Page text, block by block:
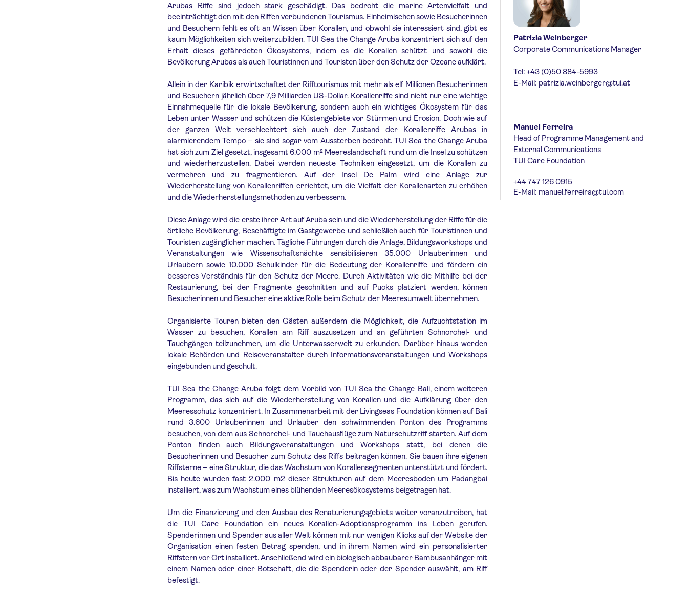
Arubas Riffe sind jedoch stark geschädigt. Das bedroht die marine Artenvielfalt und
beeinträchtigt den mit den Riffen verbundenen Tourismus. Einheimischen sowie Besucherinnen
und Besuchern fehlt es oft an Wissen über Korallen, und obwohl sie interessiert sind, gibt es
kaum Möglichkeiten sich weiterzubilden. TUI Sea the Change Aruba konzentriert sich auf den
Erhalt dieses gefährdeten Ökosystems, indem es die Korallen schützt und sowohl die
Bevölkerung Arubas als auch Touristinnen und Touristen über den Schutz der Ozeane aufklärt.
Allein in der Karibik erwirtschaftet der Rifftourismus mit mehr als elf Millionen Besucherinnen
und Besuchern jährlich über 7,9 Milliarden US-Dollar. Korallenriffe sind nicht nur eine wichtige
Einnahmequelle für die lokale Bevölkerung, sondern auch ein wichtiges Ökosystem für das
Leben unter Wasser und schützen die Küstengebiete vor Stürmen und Erosion. Doch wie auf
der ganzen Welt verschlechtert sich auch der Zustand der Korallenriffe Arubas in
alarmierendem Tempo – sie sind sogar vom Aussterben bedroht. TUI Sea the Change Aruba
hat sich zum Ziel gesetzt, insgesamt 6.000 m² Meereslandschaft rund um die Insel zu schützen
und wiederherzustellen. Dabei werden neueste Techniken eingesetzt, um die Korallen zu
vermehren und zu fragmentieren. Auf der Insel De Palm wird eine Anlage zur
Wiederherstellung von Korallenriffen errichtet, um die Vielfalt der Korallenarten zu erhöhen
und die Wiederherstellungsmethoden zu verbessern.
Diese Anlage wird die erste ihrer Art auf Aruba sein und die Wiederherstellung der Riffe für die
örtliche Bevölkerung, Beschäftigte im Gastgewerbe und schließlich auch für Touristinnen und
Touristen zugänglicher machen. Tägliche Führungen durch die Anlage, Bildungsworkshops und
Veranstaltungen wie Wissenschaftsnächte sensibilisieren 35.000 Urlauberinnen und
Urlaubern sowie 10.000 Schulkinder für die Bedeutung der Korallenriffe und fördern ein
besseres Verständnis für den Schutz der Meere. Durch Aktivitäten wie die Mithilfe bei der
Restaurierung, bei der Fragmente geschnitten und auf Pucks platziert werden, können
Besucherinnen und Besucher eine aktive Rolle beim Schutz der Meeresumwelt übernehmen.
Organisierte Touren bieten den Gästen außerdem die Möglichkeit, die Aufzuchtstation im
Wasser zu besuchen, Korallen am Riff auszusetzen und an geführten Schnorchel- und
Tauchgängen teilzunehmen, um die Unterwasserwelt zu erkunden. Darüber hinaus werden
lokale Behörden und Reiseveranstalter durch Informationsveranstaltungen und Workshops
eingebunden und geschult.
TUI Sea the Change Aruba folgt dem Vorbild von TUI Sea the Change Bali, einem weiteren
Programm, das sich auf die Wiederherstellung von Korallen und die Aufklärung über den
Meeresschutz konzentriert. In Zusammenarbeit mit der Livingseas Foundation können auf Bali
rund 3.600 Urlauberinnen und Urlauber den schwimmenden Ponton des Programms
besuchen, von dem aus Schnorchel- und Tauchausflüge zum Naturschutzriff starten. Auf dem
Ponton finden auch Bildungsveranstaltungen und Workshops statt, bei denen die
Besucherinnen und Besucher zum Schutz des Riffs beitragen können. Sie bauen ihre eigenen
Riffsterne – eine Struktur, die das Wachstum von Korallensegmenten unterstützt und fördert.
Bis heute wurden fast 2.000 m2 dieser Strukturen auf dem Meeresboden um Padangbai
installiert, was zum Wachstum eines blühenden Meeresökosystems beigetragen hat.
Um die Finanzierung und den Ausbau des Renaturierungsgebiets weiter voranzutreiben, hat
die TUI Care Foundation ein neues Korallen-Adoptionsprogramm ins Leben gerufen.
Spenderinnen und Spender aus aller Welt können mit nur wenigen Klicks auf der Website der
Organisation einen festen Betrag spenden, und in ihrem Namen wird ein personalisierter
Riffstern vor Ort installiert. Anschließend wird ein biologisch abbaubarer Bambusanhänger mit
einem Namen oder einer Botschaft, die die Spenderin oder der Spender auswählt, am Riff
befestigt.
Patrizia Weinberger
Corporate Communications Manager
Tel: +43 (0)50 884-5993
E-Mail: patrizia.weinberger@tui.at
Manuel Ferreira
Head of Programme Management and
External Communications
TUI Care Foundation
+44 747 126 0915
E-Mail: manuel.ferreira@tui.com